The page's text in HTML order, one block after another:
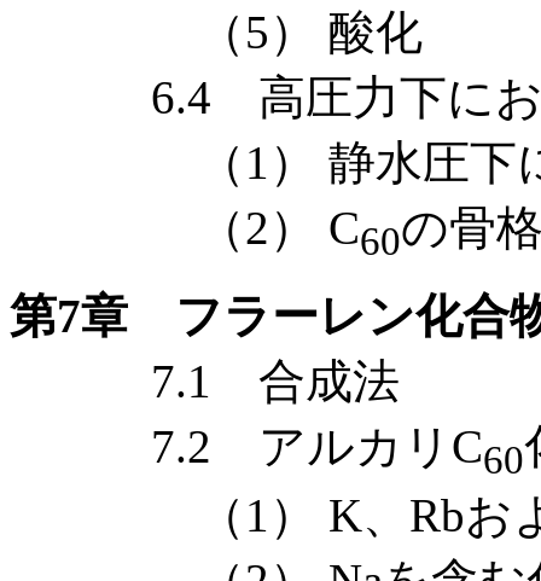
（5） 酸化
6.4 高圧力下にお
（1） 静水圧下に
（2） C60の骨
第7章 フラーレン化合
7.1 合成法
7.2 アルカリC60
（1） K、Rbおよ